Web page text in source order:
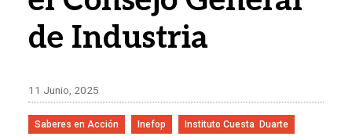
de Industria
11 Junio, 2025
Saberes en Acción Inefop Instituto Cuesta  Duarte